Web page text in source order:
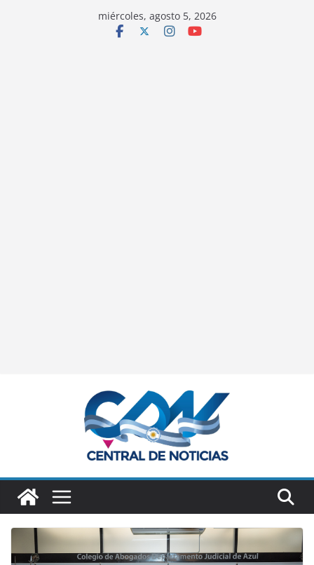
miércoles, agosto 5, 2026